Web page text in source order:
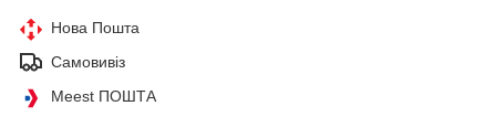
Нова Пошта
Самовивіз
Meest ПОШТА